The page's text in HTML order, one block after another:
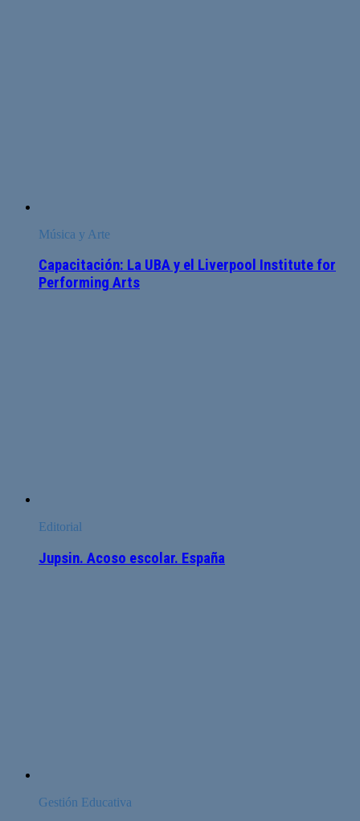
Música y Arte
Capacitación: La UBA y el Liverpool Institute for
Performing Arts
Editorial
Jupsin. Acoso escolar. España
Gestión Educativa